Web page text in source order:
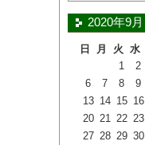
2020年9月
日 月 火 水
1
2
6
7 8 9
13 14 15 16
20 21 22 23
27 28 29 30